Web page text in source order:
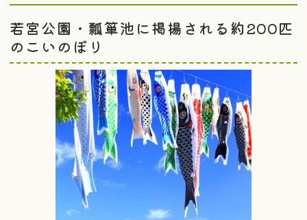
若宮公園・瓢箪池に掲揚される約200匹
のこいのぼり